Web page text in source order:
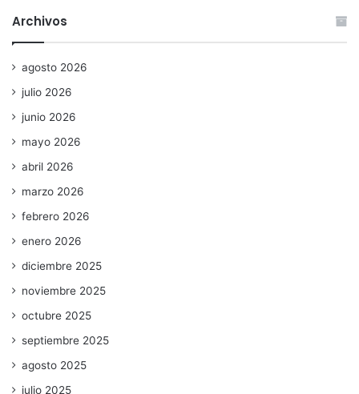
Archivos
agosto 2026
julio 2026
junio 2026
mayo 2026
abril 2026
marzo 2026
febrero 2026
enero 2026
diciembre 2025
noviembre 2025
octubre 2025
septiembre 2025
agosto 2025
julio 2025